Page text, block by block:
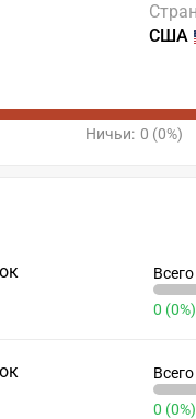
США
Ничьи: 0 (0%)
0 (0%)
0 (0%)